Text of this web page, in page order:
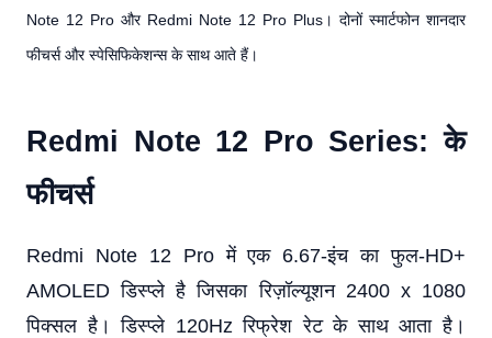
Note 12 Pro और Redmi Note 12 Pro Plus। दोनों स्मार्टफोन शानदार
फीचर्स और स्पेसिफिकेशन्स के साथ आते हैं।
Redmi Note 12 Pro Series: के
फीचर्स
Redmi Note 12 Pro में एक 6.67-इंच का फुल-HD+
AMOLED डिस्प्ले है जिसका रिज़ॉल्यूशन 2400 x 1080
पिक्सल है। डिस्प्ले 120Hz रिफ्रेश रेट के साथ आता है।